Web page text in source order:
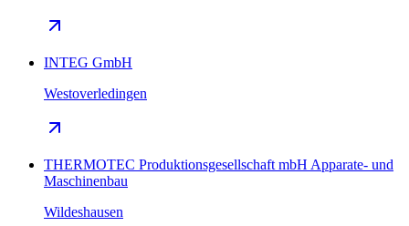
INTEG GmbH
Westoverledingen
THERMOTEC Produktionsgesellschaft mbH Apparate- und
Maschinenbau
Wildeshausen